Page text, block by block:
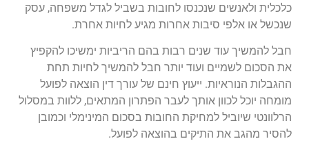
כלכלית ולאנשים שנכנסו לחובות בשביל לגדל משפחה, עסק
שנכשל או אלפי סיבות אחרות מגיע לחיות אחרת.
חבל להמשיך עוד שנים רבות בהם הריביות ימשיכו להקפיץ
את הסכום לשמיים ועוד יותר חבל להמשיך לחיות תחת
ההגבלות הנוראיות. ייעוץ חינם של עורך דין הוצאה לפועל
מומחה יוכל לכוון אותך לעבר הפתרון המתאים, ללוות במסלול
הרלוונטי שיוביל למחיקת החובות בסכום המינימלי וכמובן
להסיר מהגב את התיקים בהוצאה לפועל.